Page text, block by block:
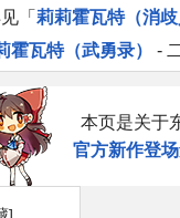
「 莉莉霍瓦特（消歧
霍瓦特（武勇录）
-
本页是关于
官方新作登